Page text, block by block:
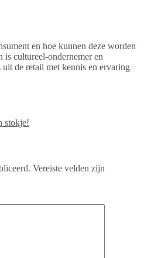
en hoe kunnen deze worden
is cultureel-ondernemer en
de retail met kennis en ervaring
stokje!
Vereiste velden zijn